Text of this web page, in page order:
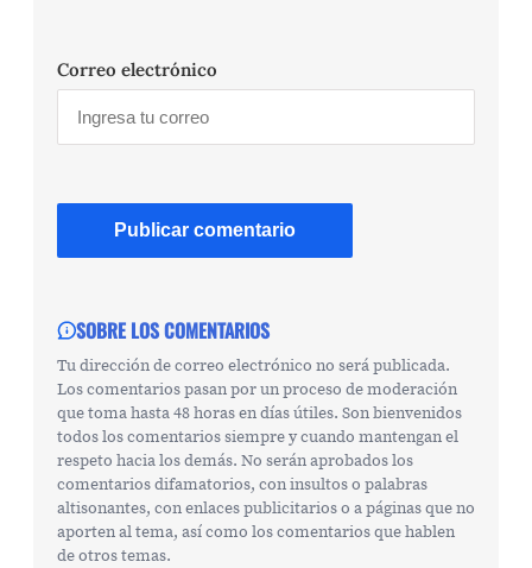
Correo electrónico
SOBRE LOS COMENTARIOS
Tu dirección de correo electrónico no será publicada.
Los comentarios pasan por un proceso de moderación
que toma hasta 48 horas en días útiles. Son bienvenidos
todos los comentarios siempre y cuando mantengan el
respeto hacia los demás. No serán aprobados los
comentarios difamatorios, con insultos o palabras
altisonantes, con enlaces publicitarios o a páginas que no
aporten al tema, así como los comentarios que hablen
de otros temas.